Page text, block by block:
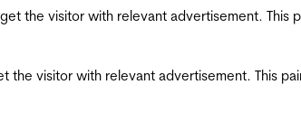
the visitor with relevant advertisement.
visitor with relevant advertisement. This